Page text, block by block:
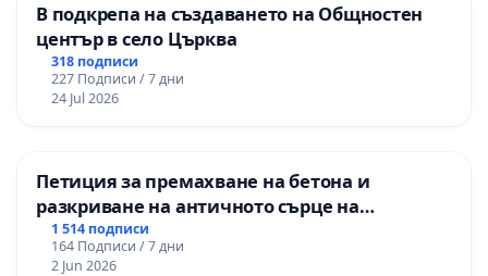
В подкрепа на създаването на Общностен
център в село Църква
318 подписи
227 Подписи / 7 дни
24 Jul 2026
Петиция за премахване на бетона и
разкриване на античното сърце на
Могиланската могила във Враца
1 514 подписи
164 Подписи / 7 дни
2 Jun 2026